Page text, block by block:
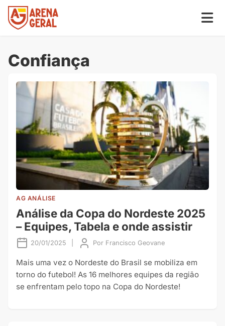
Confiança
AG ANÁLISE
Análise da Copa do Nordeste 2025
– Equipes, Tabela e onde assistir
20/01/2025 Por Francisco Geovane
Mais uma vez o Nordeste do Brasil se mobiliza em
torno do futebol! As 16 melhores equipes da região
se enfrentam pelo topo na Copa do Nordeste!